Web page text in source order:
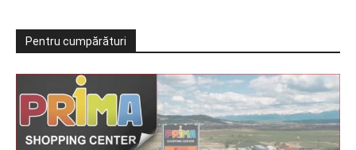
Pentru cumpărături